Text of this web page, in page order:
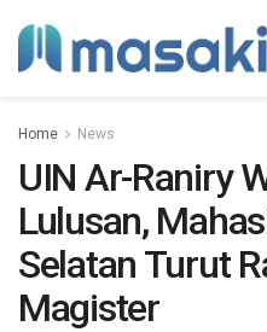
Home News
UIN Ar-Raniry
Lulusan,
Selatan Turut
Magister